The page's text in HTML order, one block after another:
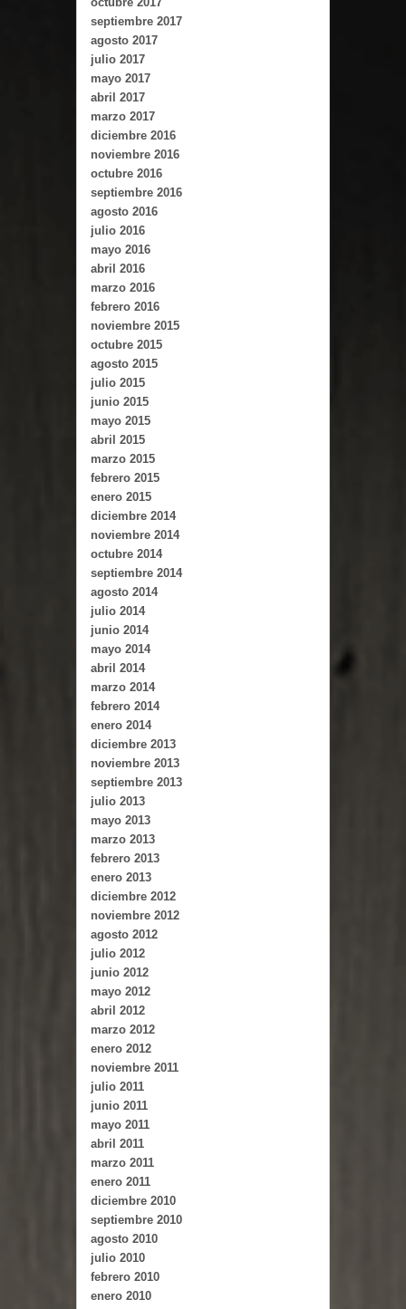
septiembre 2017
agosto 2017
julio 2017
mayo 2017
abril 2017
marzo 2017
diciembre 2016
noviembre 2016
octubre 2016
septiembre 2016
agosto 2016
julio 2016
mayo 2016
abril 2016
marzo 2016
febrero 2016
noviembre 2015
octubre 2015
agosto 2015
julio 2015
junio 2015
mayo 2015
abril 2015
marzo 2015
febrero 2015
enero 2015
diciembre 2014
noviembre 2014
octubre 2014
septiembre 2014
agosto 2014
julio 2014
junio 2014
mayo 2014
abril 2014
marzo 2014
febrero 2014
enero 2014
diciembre 2013
noviembre 2013
septiembre 2013
julio 2013
mayo 2013
marzo 2013
febrero 2013
enero 2013
diciembre 2012
noviembre 2012
agosto 2012
julio 2012
junio 2012
mayo 2012
abril 2012
marzo 2012
enero 2012
noviembre 2011
julio 2011
junio 2011
mayo 2011
abril 2011
marzo 2011
enero 2011
diciembre 2010
septiembre 2010
agosto 2010
julio 2010
febrero 2010
enero 2010